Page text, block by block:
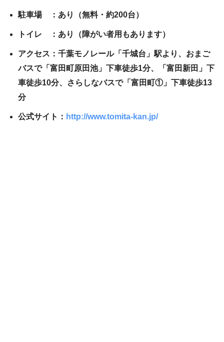
駐車場 ：あり（無料・約200台）
トイレ ：あり（障がい者用もあります）
アクセス：千葉モノレール「千城台」駅より、おまご
バスで「富田町原田池」下車徒歩1分、「富田新田」下
車徒歩10分、さらしなバスで「富田町①」下車徒歩13
分
公式サイト： http://www.tomita-kan.jp/